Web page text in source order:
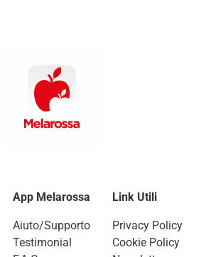
App Melarossa
Aiuto/Supporto
Testimonial
Link Utili
Privacy Policy
Cookie Policy